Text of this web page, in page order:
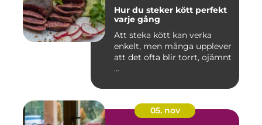
Hur du steker kött perfekt
varje gång
Att steka kött kan verka
enkelt, men många upplever
att det ofta blir torrt, ojämnt
...
05. nov